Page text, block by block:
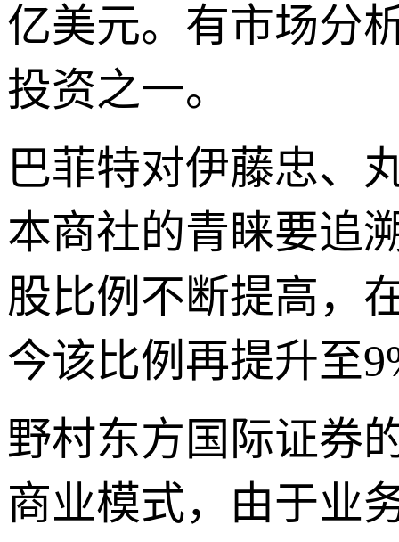
亿美元。有市场分
投资之一。
巴菲特对伊藤忠、
本商社的青睐要追
股比例不断提高，
今该比例再提升至
野村东方国际证券
商业模式，由于业